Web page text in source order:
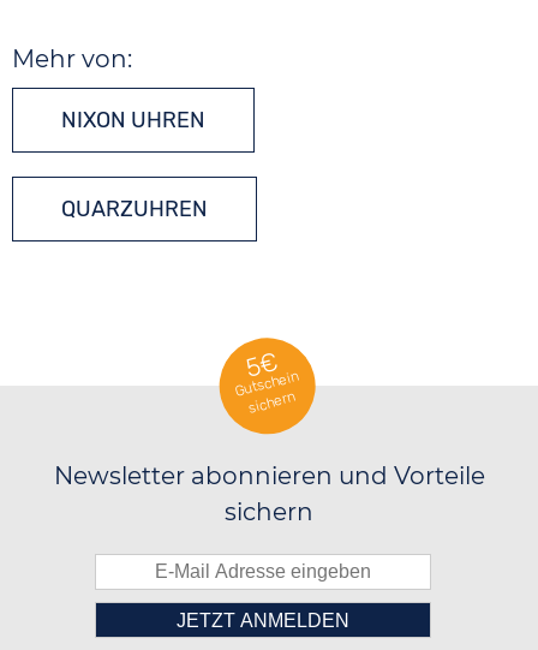
Mehr von:
NIXON UHREN
QUARZUHREN
5€
Gutschein
sichern
Newsletter abonnieren und Vorteile
sichern